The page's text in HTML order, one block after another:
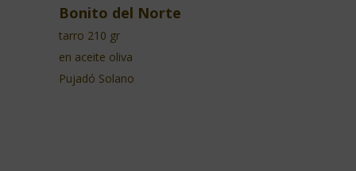
Bonito del Norte
tarro 210 gr
en aceite oliva
Pujadó Solano